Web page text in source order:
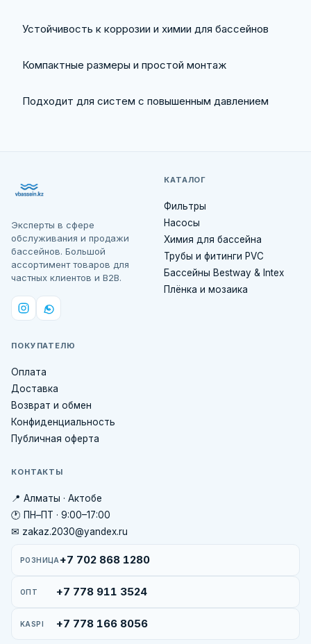
Устойчивость к коррозии и химии для бассейнов
Компактные размеры и простой монтаж
Подходит для систем с повышенным давлением
Эксперты в сфере
обслуживания и продажи
бассейнов. Большой
ассортимент товаров для
частных клиентов и B2B.
КАТАЛОГ
Фильтры
Насосы
Химия для бассейна
Трубы и фитинги PVC
Бассейны Bestway & Intex
Плёнка и мозаика
ПОКУПАТЕЛЮ
Оплата
Доставка
Возврат и обмен
Конфиденциальность
Публичная оферта
КОНТАКТЫ
📍 Алматы · Актобе
🕐 ПН–ПТ · 9:00–17:00
✉ zakaz.2030@yandex.ru
РОЗНИЦА +7 702 868 1280
ОПТ +7 778 911 3524
KASPI +7 778 166 8056